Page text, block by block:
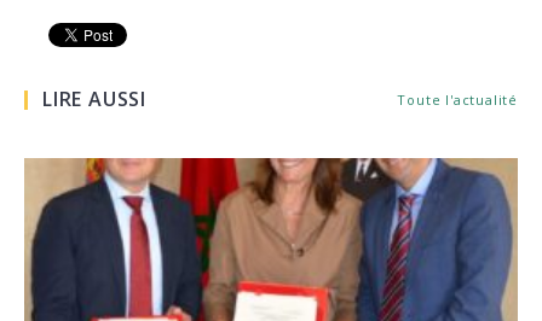
LIRE AUSSI Toute l'actualité